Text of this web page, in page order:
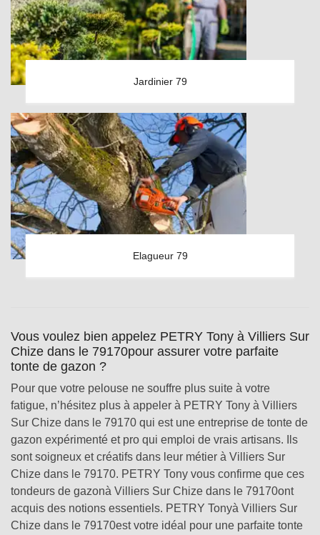
Jardinier 79
Elagueur 79
Vous voulez bien appelez PETRY Tony à Villiers Sur
Chize dans le 79170pour assurer votre parfaite
tonte de gazon ?
Pour que votre pelouse ne souffre plus suite à votre
fatigue, n’hésitez plus à appeler à PETRY Tony à Villiers
Sur Chize dans le 79170 qui est une entreprise de tonte de
gazon expérimenté et pro qui emploi de vrais artisans. Ils
sont soigneux et créatifs dans leur métier à Villiers Sur
Chize dans le 79170. PETRY Tony vous confirme que ces
tondeurs de gazonà Villiers Sur Chize dans le 79170ont
acquis des notions essentiels. PETRY Tonyà Villiers Sur
Chize dans le 79170est votre idéal pour une parfaite tonte